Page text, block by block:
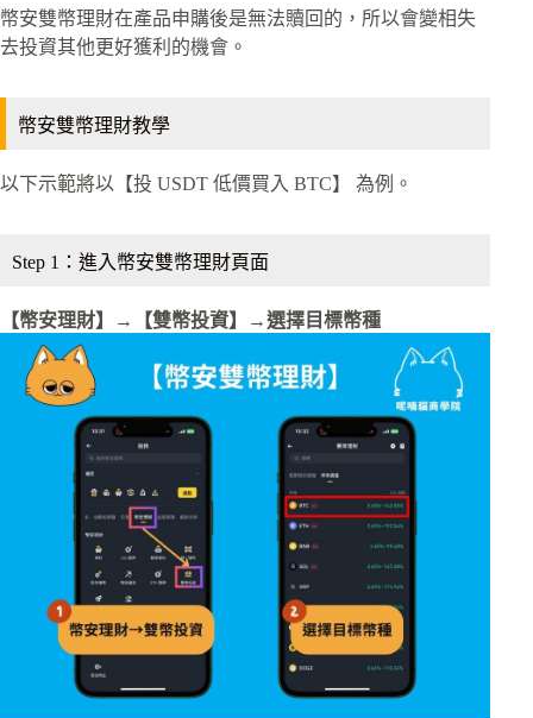
幣安雙幣理財在產品申購後是無法贖回的，所以會變相失
去投資其他更好獲利的機會。
幣安雙幣理財教學
以下示範將以【投 USDT 低價買入 BTC】 為例。
Step 1：進入幣安雙幣理財頁面
【幣安理財】→【雙幣投資】→選擇目標幣種